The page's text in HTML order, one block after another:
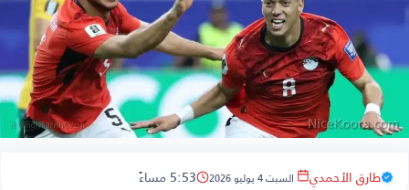
طارق الأحمدي السبت 4 يوليو 2026 5:53 مساءً